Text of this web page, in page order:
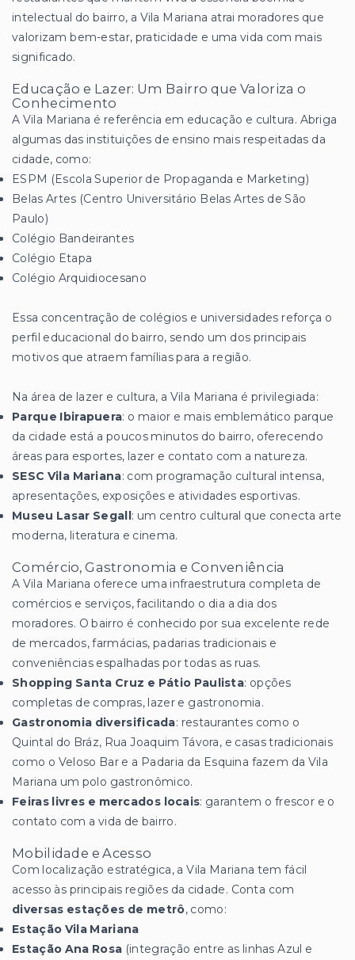
intelectual do bairro, a Vila Mariana atrai moradores que
valorizam bem-estar, praticidade e uma vida com mais
significado.
Educação e Lazer: Um Bairro que Valoriza o
Conhecimento
A Vila Mariana é referência em educação e cultura. Abriga
algumas das instituições de ensino mais respeitadas da
cidade, como:
ESPM (Escola Superior de Propaganda e Marketing)
Belas Artes (Centro Universitário Belas Artes de São
Paulo)
Colégio Bandeirantes
Colégio Etapa
Colégio Arquidiocesano
Essa concentração de colégios e universidades reforça o
perfil educacional do bairro, sendo um dos principais
motivos que atraem famílias para a região.
Na área de lazer e cultura, a Vila Mariana é privilegiada:
Parque Ibirapuera: o maior e mais emblemático parque
da cidade está a poucos minutos do bairro, oferecendo
áreas para esportes, lazer e contato com a natureza.
SESC Vila Mariana: com programação cultural intensa,
apresentações, exposições e atividades esportivas.
Museu Lasar Segall: um centro cultural que conecta arte
moderna, literatura e cinema.
Comércio, Gastronomia e Conveniência
A Vila Mariana oferece uma infraestrutura completa de
comércios e serviços, facilitando o dia a dia dos
moradores. O bairro é conhecido por sua excelente rede
de mercados, farmácias, padarias tradicionais e
conveniências espalhadas por todas as ruas.
Shopping Santa Cruz e Pátio Paulista: opções
completas de compras, lazer e gastronomia.
Gastronomia diversificada: restaurantes como o
Quintal do Bráz, Rua Joaquim Távora, e casas tradicionais
como o Veloso Bar e a Padaria da Esquina fazem da Vila
Mariana um polo gastronômico.
Feiras livres e mercados locais: garantem o frescor e o
contato com a vida de bairro.
Mobilidade e Acesso
Com localização estratégica, a Vila Mariana tem fácil
acesso às principais regiões da cidade. Conta com
diversas estações de metrô, como:
Estação Vila Mariana
Estação Ana Rosa (integração entre as linhas Azul e